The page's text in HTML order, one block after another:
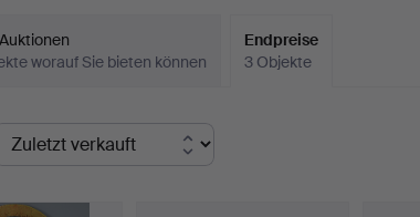
worauf Sie bieten können
Endpreise
3 Objekte